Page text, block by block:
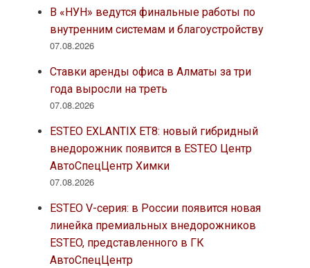
В «НУН» ведутся финальные работы по
внутренним системам и благоустройству
07.08.2026
Ставки аренды офиса в Алматы за три
года выросли на треть
07.08.2026
ESTEO EXLANTIX ET8: новый гибридный
внедорожник появится в ESTEO Центр
АвтоСпецЦентр Химки
07.08.2026
ESTEO V-серия: в России появится новая
линейка премиальных внедорожников
ESTEO, представленного в ГК
АвтоСпецЦентр